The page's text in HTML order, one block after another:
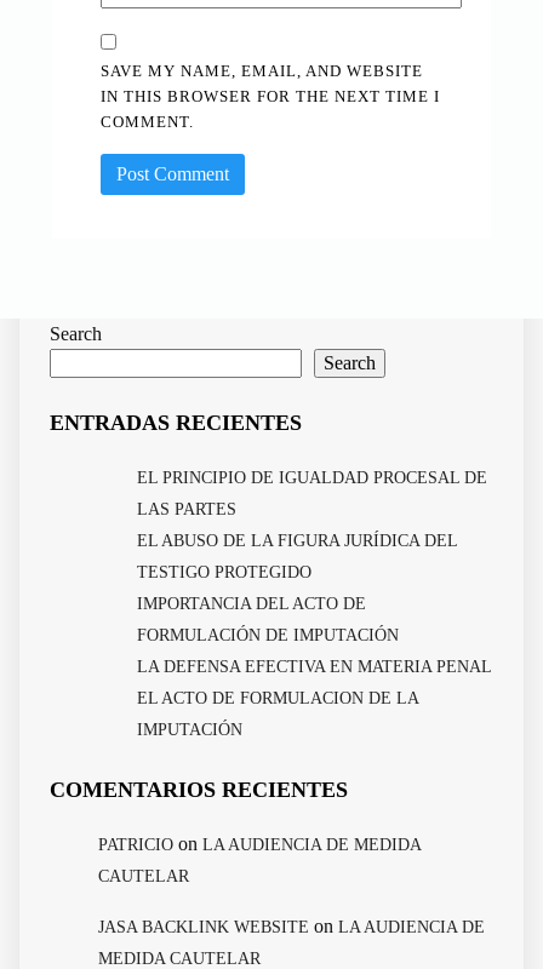
SAVE MY NAME, EMAIL, AND WEBSITE
IN THIS BROWSER FOR THE NEXT TIME I
COMMENT.
Search
Search
ENTRADAS RECIENTES
EL PRINCIPIO DE IGUALDAD PROCESAL DE
LAS PARTES
EL ABUSO DE LA FIGURA JURÍDICA DEL
TESTIGO PROTEGIDO
IMPORTANCIA DEL ACTO DE
FORMULACIÓN DE IMPUTACIÓN
LA DEFENSA EFECTIVA EN MATERIA PENAL
EL ACTO DE FORMULACION DE LA
IMPUTACIÓN
COMENTARIOS RECIENTES
PATRICIO on LA AUDIENCIA DE MEDIDA
CAUTELAR
JASA BACKLINK WEBSITE on LA AUDIENCIA DE
MEDIDA CAUTELAR